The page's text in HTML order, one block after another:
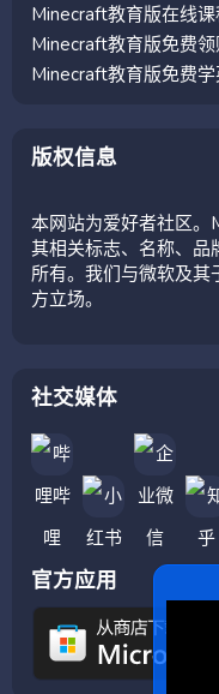
Minecraft教育版在线课
Minecraft教育版免费领
Minecraft教育版免费
版权信息
本网站为爱好者社区
其相关标志、名称、品
所有。我们与微软及其
方立场。
社交媒体
官方应用